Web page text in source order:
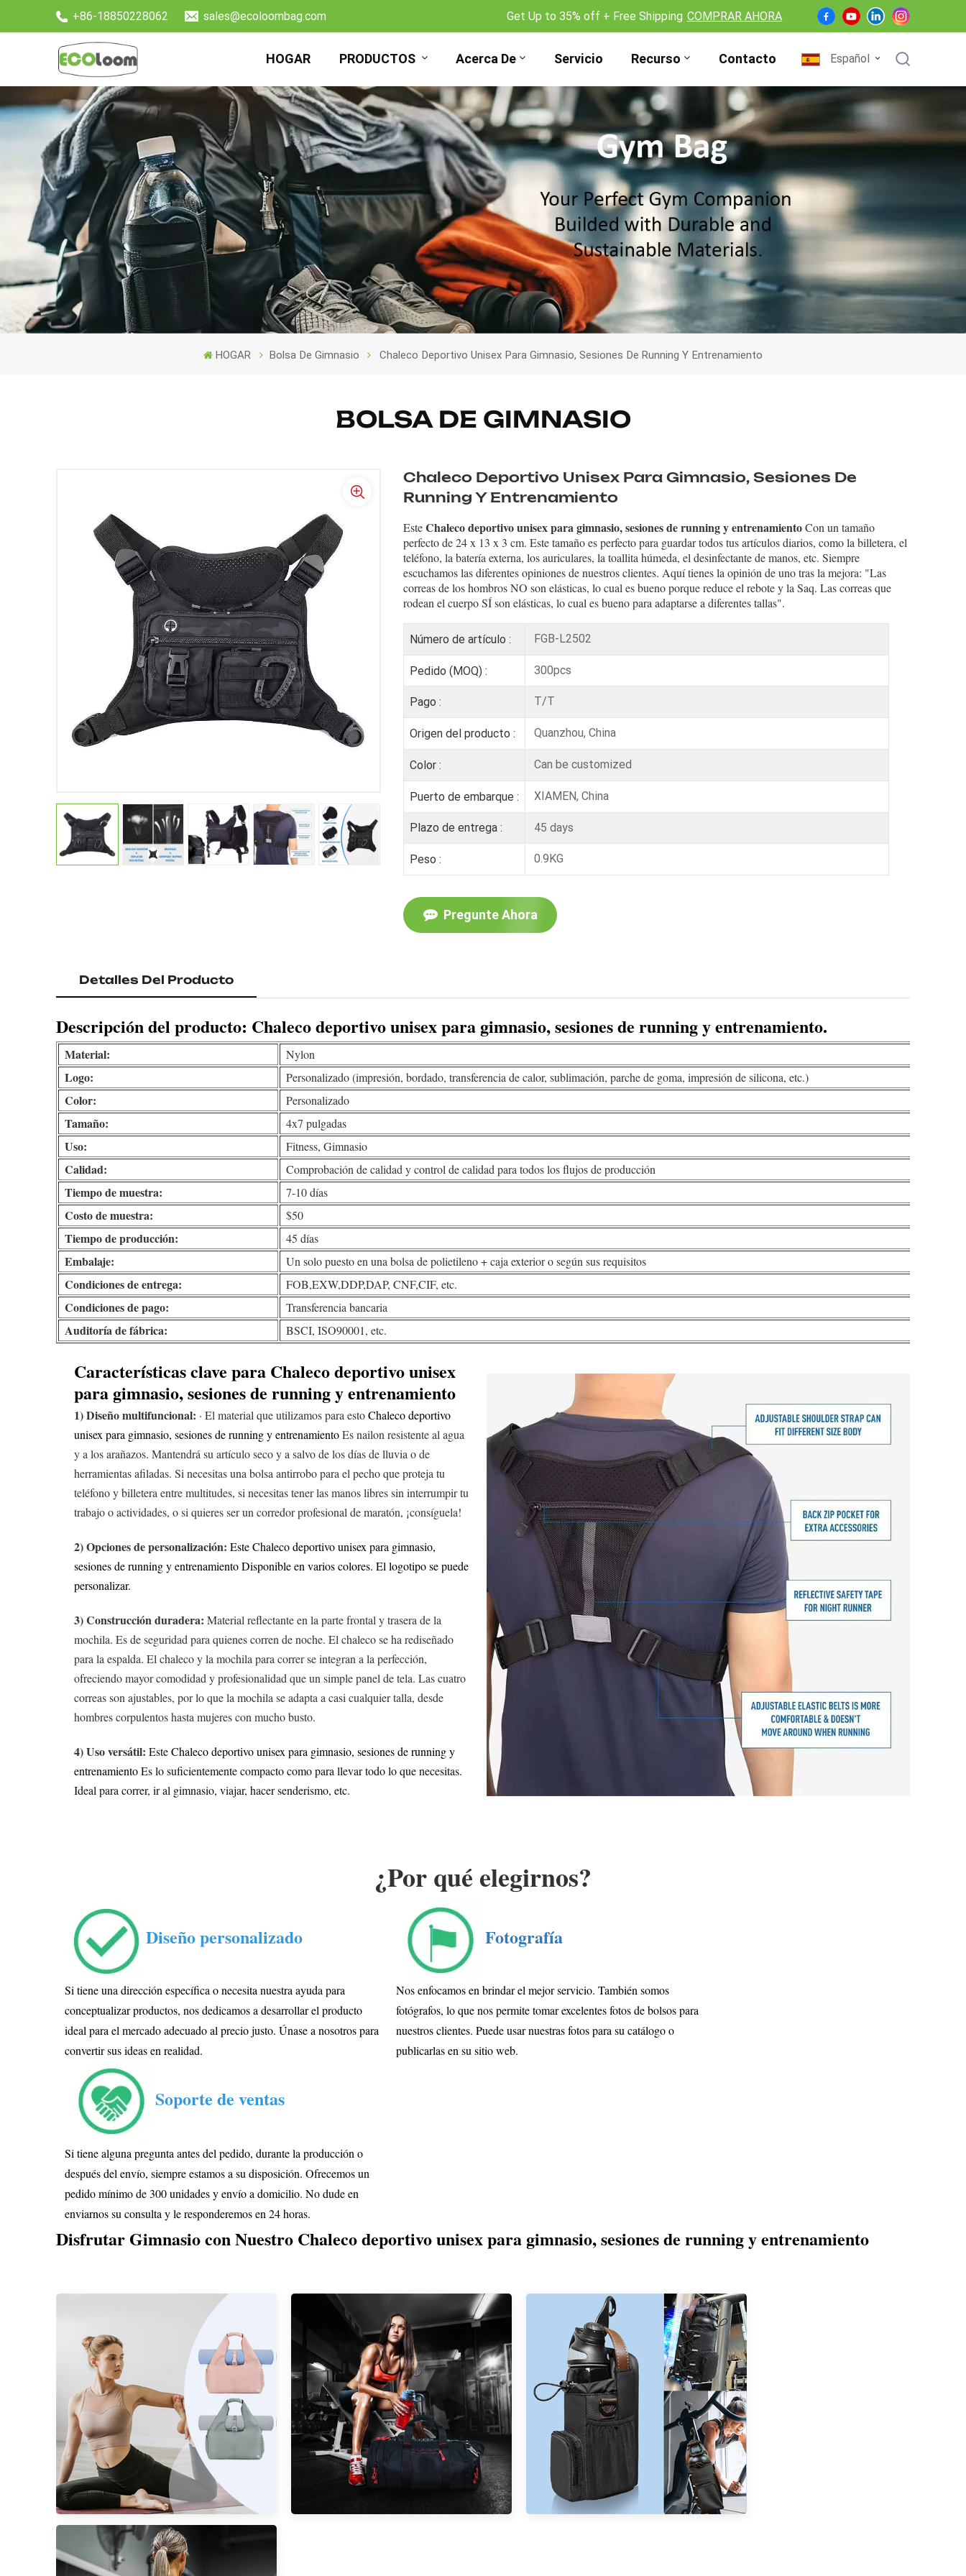
+86-18850228062 sales@ecoloombag.com Get Up to 35% off + Free Shipping COMPRAR AHORA
HOGAR PRODUCTOS Acerca De Servicio Recurso Contacto Español
English
Deutsch
HOGAR Bolsa De Gimnasio Chaleco Deportivo Unisex Para Gimnasio, Sesiones De Running Y Entrenamiento
BOLSA DE GIMNASIO
Chaleco Deportivo Unisex Para Gimnasio, Sesiones De
Running Y Entrenamiento
EsteChaleco deportivo unisex para gimnasio, sesiones de running y entrenamientoCon un tamaño
perfecto de 24 x 13 x 3 cm. Este tamaño es perfecto para guardar todos tus artículos diarios, como la billetera, el
teléfono, la batería externa, los auriculares, la toallita húmeda, el desinfectante de manos, etc. Siempre
escuchamos las diferentes opiniones de nuestros clientes. Aquí tienes la opinión de uno tras la mejora: "Las
correas de los hombros NO son elásticas, lo cual es bueno porque reduce el rebote y la Saq. Las correas que
rodean el cuerpo SÍ son elásticas, lo cual es bueno para adaptarse a diferentes tallas".
Número de artículo : FGB-L2502
Pedido (MOQ) : 300pcs
Pago : T/T
Origen del producto : Quanzhou, China
Color : Can be customized
Puerto de embarque : XIAMEN, China
Plazo de entrega : 45 days
Peso : 0.9KG
Pregunte Ahora
Detalles Del Producto
Descripción del producto: Chaleco deportivo unisex para gimnasio, sesiones de running y entrenamiento.
Material: Nylon
Logo: Personalizado (impresión, bordado, transferencia de calor, sublimación, parche de goma, impresión de silicona, etc.)
Color: Personalizado
Tamaño: 4x7 pulgadas
Uso: Fitness, Gimnasio
Calidad: Comprobación de calidad y control de calidad para todos los flujos de producción
Tiempo de muestra: 7-10 días
Costo de muestra: $50
Tiempo de producción: 45 días
Embalaje: Un solo puesto en una bolsa de polietileno + caja exterior o según sus requisitos
Condiciones de entrega: FOB,EXW,DDP,DAP, CNF,CIF, etc.
Condiciones de pago: Transferencia bancaria
Auditoría de fábrica: BSCI, ISO90001, etc.
Características clave para Chaleco deportivo unisex
para gimnasio, sesiones de running y entrenamiento
1) Diseño multifuncional: · El material que utilizamos para estoChaleco deportivo
unisex para gimnasio, sesiones de running y entrenamientoEs nailon resistente al agua
y a los arañazos. Mantendrá su artículo seco y a salvo de los días de lluvia o de
herramientas afiladas.Si necesitas una bolsa antirrobo para el pecho que proteja tu
teléfono y billetera entre multitudes, si necesitas tener las manos libres sin interrumpir tu
trabajo o actividades, o si quieres ser un corredor profesional de maratón, ¡consíguela!
2) Opciones de personalización:EsteChaleco deportivo unisex para gimnasio,
sesiones de running y entrenamientoDisponible en varios colores. El logotipo se puede
personalizar.
3) Construcción duradera: Material reflectante en la parte frontal y trasera de la
mochila. Es de seguridad para quienes corren de noche. El chaleco se ha rediseñado
para la espalda. El chaleco y la mochila para correr se integran a la perfección,
ofreciendo mayor comodidad y profesionalidad que un simple panel de tela. Las cuatro
correas son ajustables, por lo que la mochila se adapta a casi cualquier talla, desde
hombres corpulentos hasta mujeres con mucho busto.
4) Uso versátil: EsteChaleco deportivo unisex para gimnasio, sesiones de running y
entrenamientoEs lo suficientemente compacto como para llevar todo lo que necesitas.
Ideal para correr, ir al gimnasio, viajar, hacer senderismo, etc.
¿Por qué elegirnos?
Diseño personalizado
Si tiene una dirección específica o necesita nuestra ayuda para
conceptualizar productos, nos dedicamos a desarrollar el producto
ideal para el mercado adecuado al precio justo. Únase a nosotros para
convertir sus ideas en realidad.
Fotografía
Nos enfocamos en brindar el mejor servicio. También somos
fotógrafos, lo que nos permite tomar excelentes fotos de bolsos para
nuestros clientes. Puede usar nuestras fotos para su catálogo o
publicarlas en su sitio web.
Soporte de ventas
Si tiene alguna pregunta antes del pedido, durante la producción o
después del envío, siempre estamos a su disposición. Ofrecemos un
pedido mínimo de 300 unidades y envío a domicilio. No dude en
enviarnos su consulta y le responderemos en 24 horas.
Disfrutar Gimnasio con Nuestro Chaleco deportivo unisex para gimnasio, sesiones de running y entrenamiento